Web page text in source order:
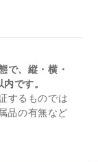
で、縦・横・
です。
するものでは
品の有無など